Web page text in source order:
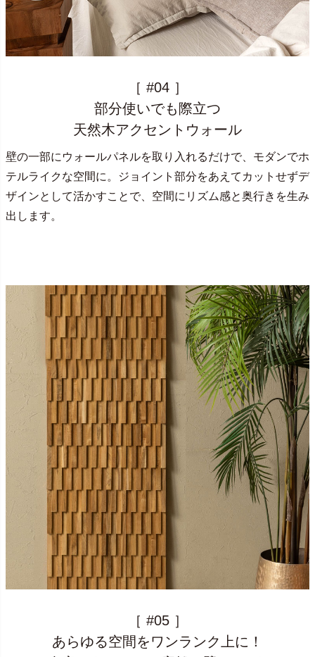
［ #04 ］
部分使いでも際立つ
天然木アクセントウォール
壁の一部にウォールパネルを取り入れるだけで、モダンでホ
テルライクな空間に。ジョイント部分をあえてカットせずデ
ザインとして活かすことで、空間にリズム感と奥行きを生み
出します。
［ #05 ］
あらゆる空間をワンランク上に！